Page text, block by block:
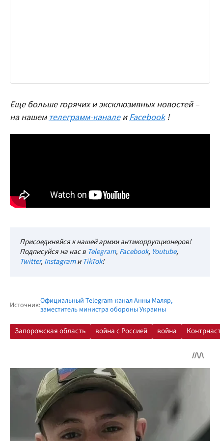
Еще больше горячих и эксклюзивных новостей –
на нашем телеграмм-каналеиFacebook!
Присоединяйся к нашей армии антикоррупционеров!
Подписуйся на нас в Telegram, Facebook, Youtube,
Twitter, InstagramиTikTok!
Источник:Официальный Telegram-канал Анны Маляр,
заместитель министра обороны Украины
Запорожская область война с Россией война